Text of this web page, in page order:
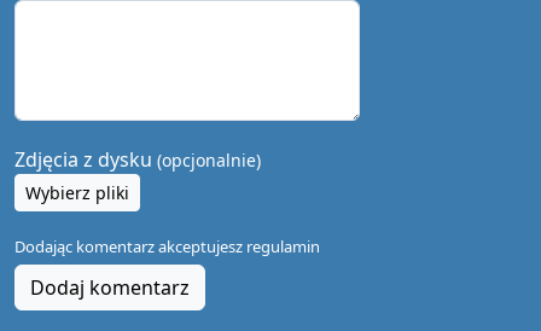
Zdjęcia z dysku (opcjonalnie)
Wybierz pliki
Dodając komentarz akceptujesz regulamin
Dodaj komentarz